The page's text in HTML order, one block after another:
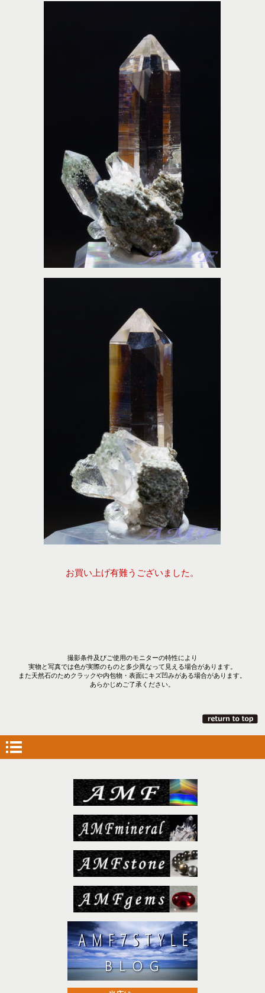
お買い上げ有難うございました。
撮影条件及びご使用のモニターの特性により
実物と写真では色が実際のものと多少異なって見える場合があります。
また天然石のためクラックや内包物・表面にキズ凹みがある場合があります。
あらかじめご了承ください。